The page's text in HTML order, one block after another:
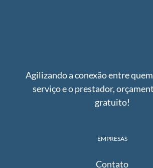
Agilizando a conexão entre
serviço e o prestador,
gratuito!
EMPRESAS
Contato